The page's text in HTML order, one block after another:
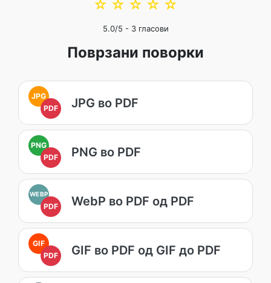
☆
☆
☆
☆
☆
5.0/5 - 3гласови
Поврзани поворки
JPG
PDF
JPG во PDF
PNG
PDF
PNG во PDF
WEBP
PDF WebP во PDF од PDF
GIF
PDF
GIF во PDF од GIF до PDF